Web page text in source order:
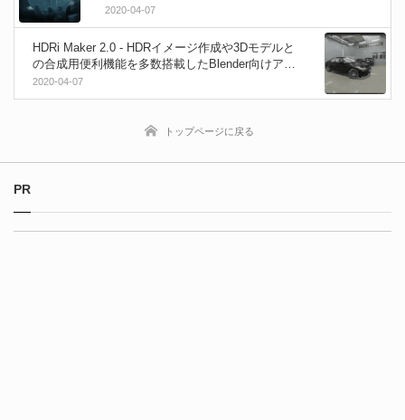
ルーンテラ』ローンチトレーラー！
2020-04-07
HDRi Maker 2.0 - HDRイメージ作成や3Dモデルと
の合成用便利機能を多数搭載したBlender向けアド
オン！新バージョンがリリース！
2020-04-07
トップページに戻る
PR